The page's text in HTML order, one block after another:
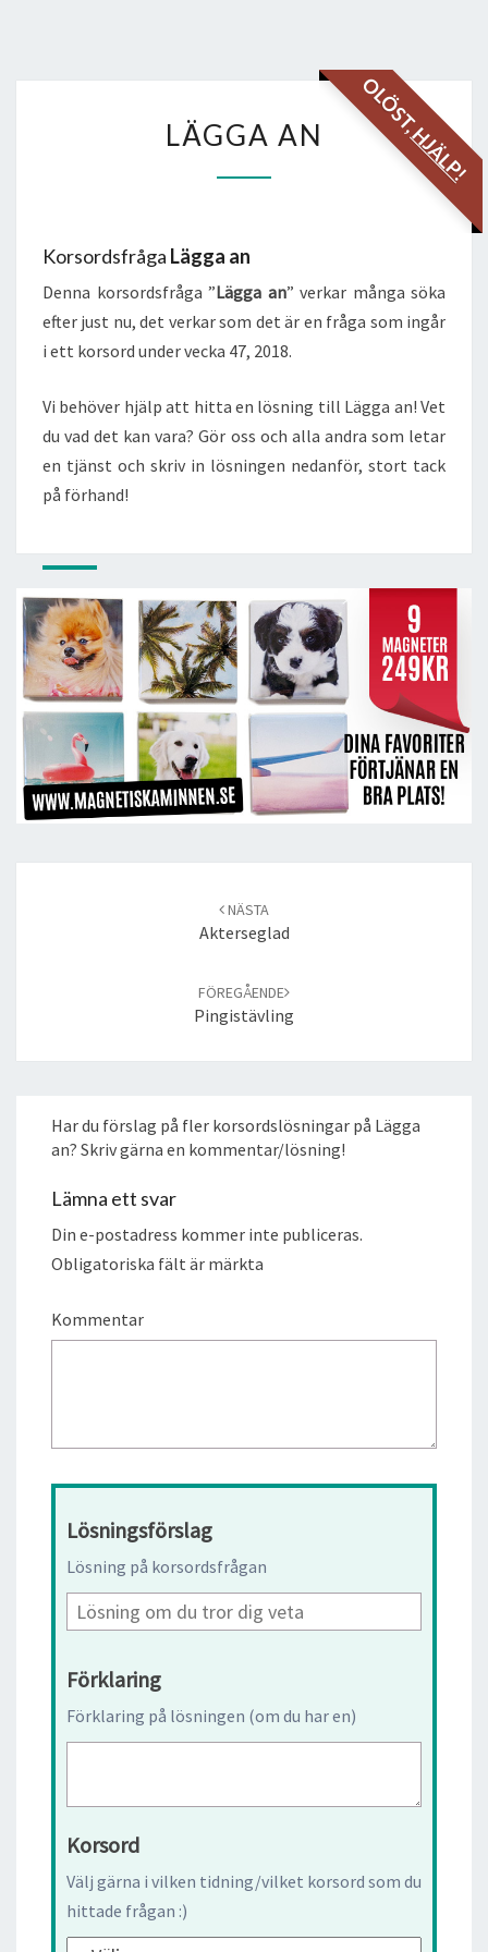
OLÖST,
HJÄLP!
AN
LÄGGA AN
Korsordsfråga Lägga an
Denna korsordsfråga ”Lägga an” verkar många söka
efter just nu, det verkar som det är en fråga som ingår
i ett korsord under vecka 47, 2018.
Vi behöver hjälp att hitta en lösning till Lägga an! Vet
du vad det kan vara? Gör oss och alla andra som letar
en tjänst och skriv in lösningen nedanför, stort tack
på förhand!
NÄSTA
Akterseglad
FÖREGÅENDE
Pingistävling
Har du förslag på fler korsordslösningar på Lägga
an? Skriv gärna en kommentar/lösning!
Lämna ett svar
Din e-postadress kommer inte publiceras.
Obligatoriska fält är märkta
Kommentar
Lösningsförslag
Lösning på korsordsfrågan
Förklaring
Förklaring på lösningen (om du har en)
Korsord
Välj gärna i vilken tidning/vilket korsord som du
hittade frågan :)